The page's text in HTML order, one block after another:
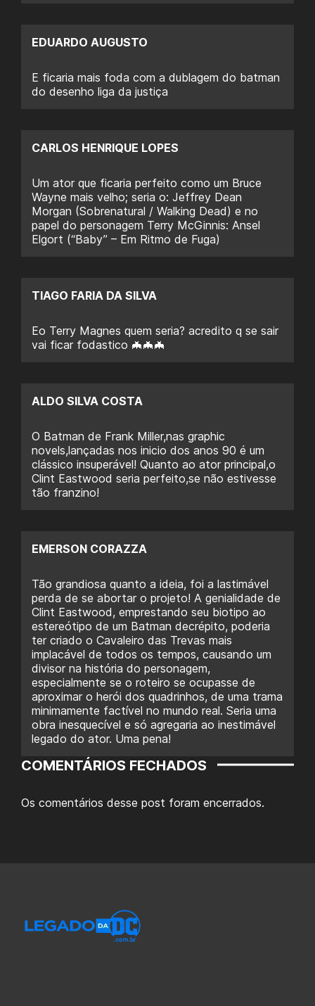
EDUARDO AUGUSTO
E ficaria mais foda com a dublagem do batman
do desenho liga da justiça
CARLOS HENRIQUE LOPES
Um ator que ficaria perfeito como um Bruce
Wayne mais velho; seria o: Jeffrey Dean
Morgan (Sobrenatural / Walking Dead) e no
papel do personagem Terry McGinnis: Ansel
Elgort (“Baby” – Em Ritmo de Fuga)
TIAGO FARIA DA SILVA
Eo Terry Magnes quem seria? acredito q se sair
vai ficar fodastico 🦇🦇🦇
ALDO SILVA COSTA
O Batman de Frank Miller,nas graphic
novels,lançadas nos inicio dos anos 90 é um
clássico insuperável! Quanto ao ator principal,o
Clint Eastwood seria perfeito,se não estivesse
tão franzino!
EMERSON CORAZZA
Tão grandiosa quanto a ideia, foi a lastimável
perda de se abortar o projeto! A genialidade de
Clint Eastwood, emprestando seu biotipo ao
estereótipo de um Batman decrépito, poderia
ter criado o Cavaleiro das Trevas mais
implacável de todos os tempos, causando um
divisor na história do personagem,
especialmente se o roteiro se ocupasse de
aproximar o herói dos quadrinhos, de uma trama
minimamente factível no mundo real. Seria uma
obra inesquecível e só agregaria ao inestimável
legado do ator. Uma pena!
COMENTÁRIOS FECHADOS
Os comentários desse post foram encerrados.